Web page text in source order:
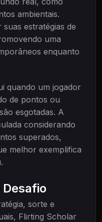
ambientais.
estratégias de
uma
enquanto
quando um jogador
de pontos ou
esgotadas. A
considerando
superados,
melhor exemplifica
sorte e
Flirting Scholar